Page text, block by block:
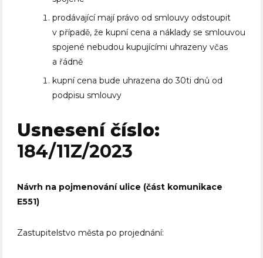
prodávající mají právo od smlouvy odstoupit
v případě, že kupní cena a náklady se smlouvou
spojené nebudou kupujícími uhrazeny včas
a řádně
kupní cena bude uhrazena do 30ti dnů od
podpisu smlouvy
Usnesení číslo:
184/11Z/2023
Návrh na pojmenování ulice (část komunikace
E551)
Zastupitelstvo města po projednání: